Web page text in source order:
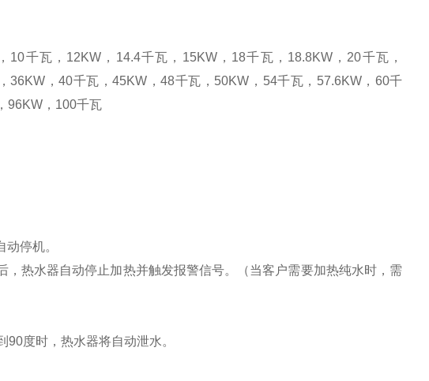
10千瓦， 12KW ， 14.4千瓦， 15KW， 18千瓦， 18.8KW， 20千瓦，
36KW ，40千瓦，45KW ，48千瓦， 50KW ， 54千瓦， 57.6KW， 60千
96KW ， 100千瓦
动停机。
，热水器自动停止加热并触发报警信号。（当客户需要加热纯水时，需
度时，热水器将自动泄水。